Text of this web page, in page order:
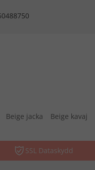
Beige jacka Beige kavaj
SSL Dataskydd